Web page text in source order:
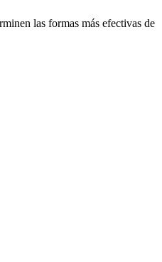
las formas más efectivas de